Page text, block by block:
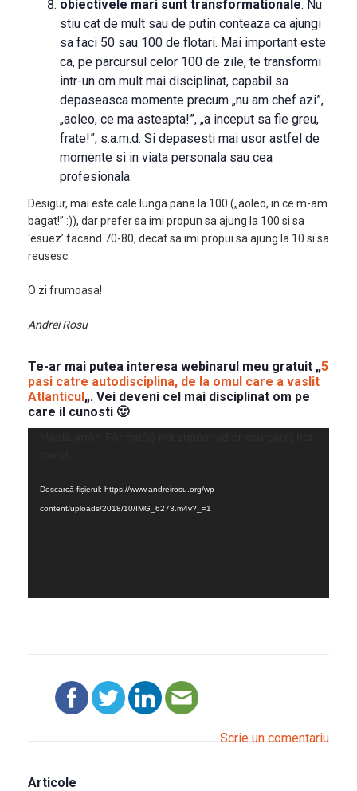
obiectivele mari sunt transformationale. Nu
stiu cat de mult sau de putin conteaza ca ajungi
sa faci 50 sau 100 de flotari. Mai important este
ca, pe parcursul celor 100 de zile, te transformi
intr-un om mult mai disciplinat, capabil sa
depaseasca momente precum „nu am chef azi”,
„aoleo, ce ma asteapta!”, „a inceput sa fie greu,
frate!”, s.a.m.d. Si depasesti mai usor astfel de
momente si in viata personala sau cea
profesionala.
Desigur, mai este cale lunga pana la 100 („aoleo, in ce m-am
bagat!” :)), dar prefer sa imi propun sa ajung la 100 si sa
‘esuez’ facand 70-80, decat sa imi propui sa ajung la 10 si sa
reusesc.
O zi frumoasa!
Andrei Rosu
Te-ar mai putea interesa webinarul meu gratuit „5
pasi catre autodisciplina, de la omul care a vaslit
Atlanticul„. Vei deveni cel mai disciplinat om pe
care il cunosti 🙂
Descarcă fișierul: https://www.andreirosu.org/wp-
content/uploads/2018/10/IMG_6273.m4v?_=1
Scrie un comentariu
Articole